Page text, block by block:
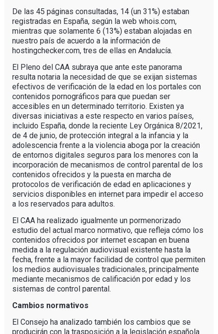
De las 45 páginas consultadas, 14 (un 31%) estaban
registradas en España, según la web whois.com,
mientras que solamente 6 (13%) estaban alojadas en
nuestro país de acuerdo a la información de
hostingchecker.com, tres de ellas en Andalucía.
El Pleno del CAA subraya que ante este panorama
resulta notaria la necesidad de que se exijan sistemas
efectivos de verificación de la edad en los portales con
contenidos pornográficos para que puedan ser
accesibles en un determinado territorio. Existen ya
diversas iniciativas a este respecto en varios países,
incluido España, donde la reciente Ley Orgánica 8/2021,
de 4 de junio, de protección integral a la infancia y la
adolescencia frente a la violencia aboga por la creación
de entornos digitales seguros para los menores con la
incorporación de mecanismos de control parental de los
contenidos ofrecidos y la puesta en marcha de
protocolos de verificación de edad en aplicaciones y
servicios disponibles en internet para impedir el acceso
a los reservados para adultos.
El CAA ha realizado igualmente un pormenorizado
estudio del actual marco normativo, que refleja cómo los
contenidos ofrecidos por internet escapan en buena
medida a la regulación audiovisual existente hasta la
fecha, frente a la mayor facilidad de control que permiten
los medios audiovisuales tradicionales, principalmente
mediante mecanismos de calificación por edad y los
sistemas de control parental.
Cambios normativos
El Consejo ha analizado también los cambios que se
producirán con la trasposición a la legislación española